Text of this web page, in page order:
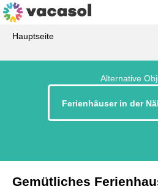
Hauptseite
Alternative
Ferienhäuser in der
Gemütliches